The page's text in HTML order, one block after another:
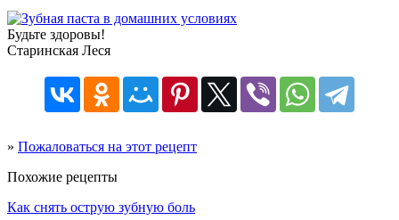
Будьте здоровы!
Старинская Леся
» Пожаловаться на этот рецепт
Похожие рецепты
Как снять острую зубную боль